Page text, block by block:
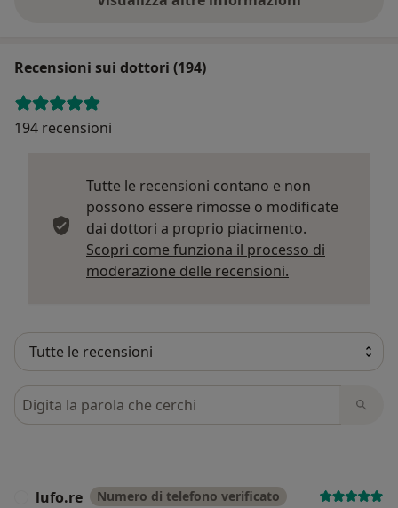
Recensioni sui dottori (194)
194 recensioni
Tutte le recensioni contano e non
possono essere rimosse o modificate
dai dottori a proprio piacimento.
Scopri come funziona il processo di
moderazione delle recensioni.
Cerca nelle recensioni
lufo.re Numero di telefono verificato